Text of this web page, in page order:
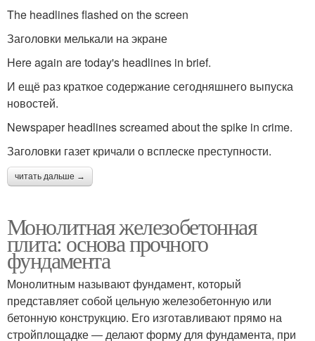
The headlines flashed on the screen
Заголовки мелькали на экране
Here again are today's headlines in brief.
И ещё раз краткое содержание сегодняшнего выпуска
новостей.
Newspaper headlines screamed about the spike in crime.
Заголовки газет кричали о всплеске преступности.
читать дальше →
Монолитная железобетонная
плита: основа прочного
фундамента
Монолитным называют фундамент, который
представляет собой цельную железобетонную или
бетонную конструкцию. Его изготавливают прямо на
стройплощадке ― делают форму для фундамента, при